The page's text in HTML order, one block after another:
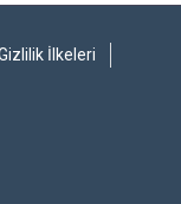
İlkeleri